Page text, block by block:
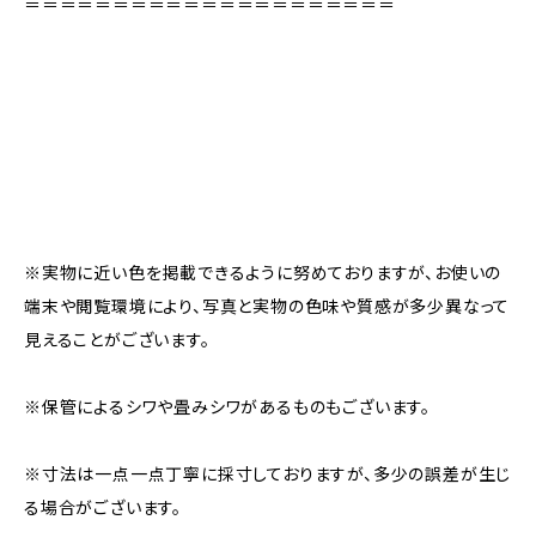
＝＝＝＝＝＝＝＝＝＝＝＝＝＝＝＝＝＝＝＝＝
※実物に近い色を掲載できるように努めておりますが、お使いの
端末や閲覧環境により、写真と実物の色味や質感が多少異なって
見えることがございます。
※保管によるシワや畳みシワがあるものもございます。
※寸法は一点一点丁寧に採寸しておりますが、多少の誤差が生じ
る場合がございます。